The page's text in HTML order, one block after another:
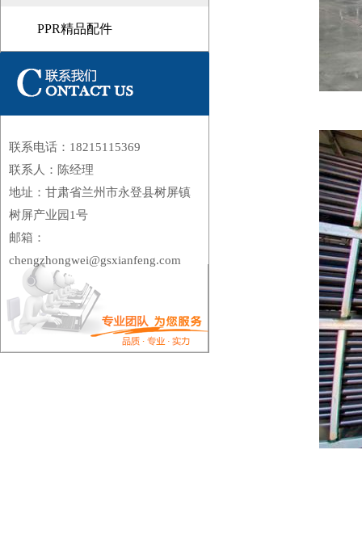
PPR精品配件
联系电话：18215115369
联系人：陈经理
地址：甘肃省兰州市永登县树屏镇
树屏产业园1号
邮箱：
chengzhongwei@gsxianfeng.com